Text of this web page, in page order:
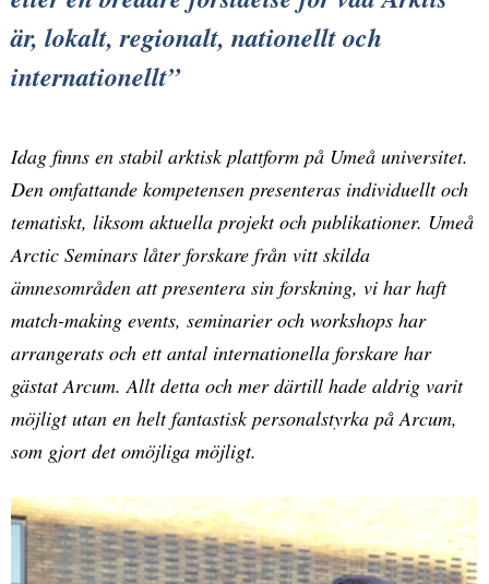
är, lokalt, regionalt, nationellt och
internationellt
Idag finns en stabil arktisk plattform på Umeå universitet.
Den omfattande kompetensen presenteras individuellt och
tematiskt, liksom aktuella projekt och publikationer. Umeå
Arctic Seminars låter forskare från vitt skilda
ämnesområden att presentera sin forskning, vi har haft
match-making events, seminarier och workshops har
arrangerats och ett antal internationella forskare har
gästat Arcum. Allt detta och mer därtill hade aldrig varit
möjligt utan en helt fantastisk personalstyrka på Arcum,
som gjort det omöjliga möjligt.